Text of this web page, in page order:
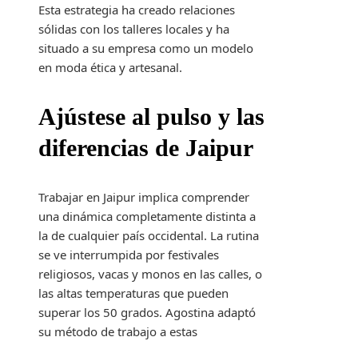
Esta estrategia ha creado relaciones
sólidas con los talleres locales y ha
situado a su empresa como un modelo
en moda ética y artesanal.
Ajústese al pulso y las
diferencias de Jaipur
Trabajar en Jaipur implica comprender
una dinámica completamente distinta a
la de cualquier país occidental. La rutina
se ve interrumpida por festivales
religiosos, vacas y monos en las calles, o
las altas temperaturas que pueden
superar los 50 grados. Agostina adaptó
su método de trabajo a estas